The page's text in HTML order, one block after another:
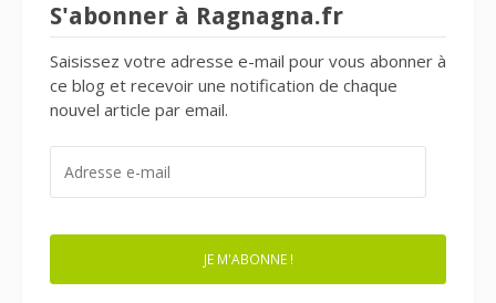
S'abonner à Ragnagna.fr
Saisissez votre adresse e-mail pour vous abonner à
ce blog et recevoir une notification de chaque
nouvel article par email.
MAIL
JE M'ABONNE !